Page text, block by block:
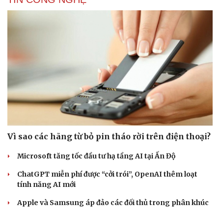
Vì sao các hãng từ bỏ pin tháo rời trên điện thoại?
Microsoft tăng tốc đầu tư hạ tầng AI tại Ấn Độ
ChatGPT miễn phí được “cởi trói”, OpenAI thêm loạt
tính năng AI mới
Apple và Samsung áp đảo các đối thủ trong phân khúc